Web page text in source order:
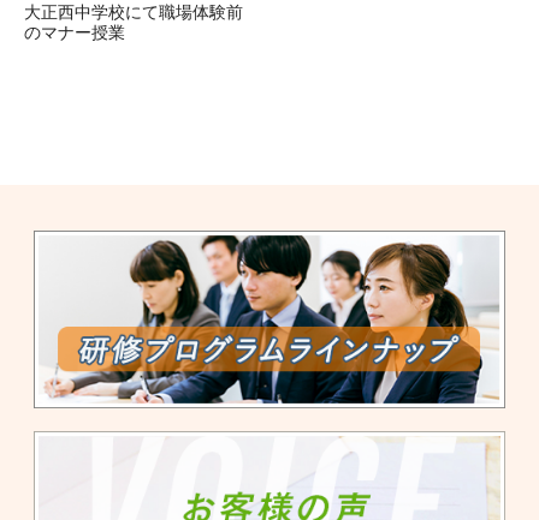
大正西中学校にて職場体験前
のマナー授業